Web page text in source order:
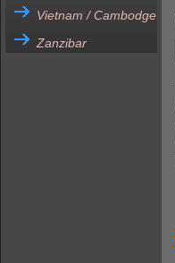
Vietnam / Cambodge
Zanzibar